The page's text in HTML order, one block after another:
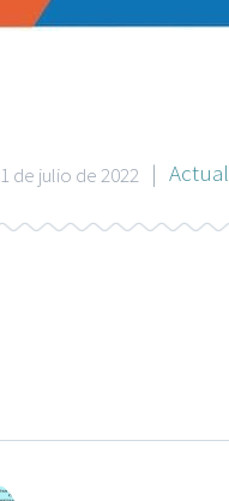
1 de julio de 2022 |